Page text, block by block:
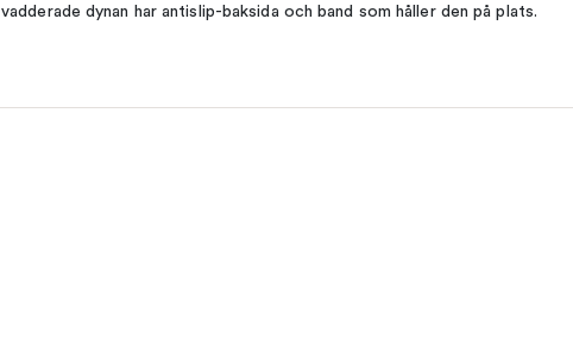
vadderade dynan har antislip-baksida och band som håller den på plats.